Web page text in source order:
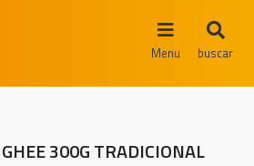
Menu buscar
300G TRADICIONAL